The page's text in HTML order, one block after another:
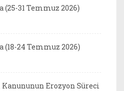
(25-31 Temmuz 2026)
(18-24 Temmuz 2026)
Erozyon Süreci